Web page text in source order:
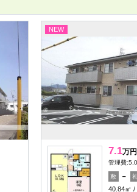
NEW
7.1万円
管理費
敷 －
40.84㎡